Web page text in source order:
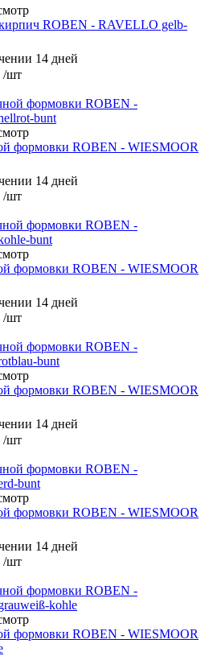
ROBEN - RAVELLO gelb-
14 дней
/шт
формовки ROBEN - WIESMOOR
14 дней
/шт
формовки ROBEN - WIESMOOR
14 дней
/шт
формовки ROBEN - WIESMOOR
14 дней
/шт
формовки ROBEN - WIESMOOR
14 дней
/шт
формовки ROBEN - WIESMOOR